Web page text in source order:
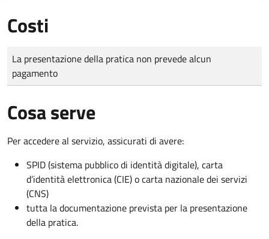
Costi
Tipo di pagamento
Importo
La presentazione della pratica non prevede alcun
pagamento
Cosa serve
Per accedere al servizio, assicurati di avere:
SPID (sistema pubblico di identità digitale), carta
d’identità elettronica (CIE) o carta nazionale dei servizi
(CNS)
tutta la documentazione prevista per la presentazione
della pratica.